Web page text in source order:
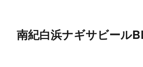
南紀白浜ナギサビール